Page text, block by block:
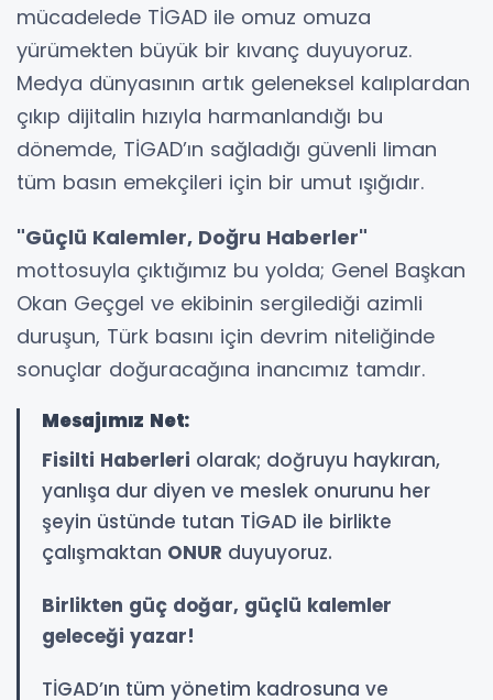
mücadelede TİGAD ile omuz omuza
yürümekten büyük bir kıvanç duyuyoruz.
Medya dünyasının artık geleneksel kalıplardan
çıkıp dijitalin hızıyla harmanlandığı bu
dönemde, TİGAD’ın sağladığı güvenli liman
tüm basın emekçileri için bir umut ışığıdır.
"Güçlü Kalemler, Doğru Haberler"
mottosuyla çıktığımız bu yolda; Genel Başkan
Okan Geçgel ve ekibinin sergilediği azimli
duruşun, Türk basını için devrim niteliğinde
sonuçlar doğuracağına inancımız tamdır.
Mesajımız Net:
Fisilti Haberleri olarak; doğruyu haykıran,
yanlışa dur diyen ve meslek onurunu her
şeyin üstünde tutan TİGAD ile birlikte
çalışmaktan ONUR duyuyoruz.
Birlikten güç doğar, güçlü kalemler
geleceği yazar!
TİGAD’ın tüm yönetim kadrosuna ve